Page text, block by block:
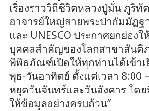
เรื่องราววิถีชีวิตหลวงปู่มั่น ภูริทัต
อาจารย์ใหญ่สายพระป่ากัมมัฏฐ
และ UNESCO ประกาศยกย่องใ
บุคคลสำคัญของโลกสาขาสันติ
พิพิธภัณฑ์เปิดให้ทุกท่านได้เข้า
พุธ-วันอาทิตย์ ตั้งแต่เวลา 8:00
หยุดวันจันทร์และวันอังคาร โด
ให้ข้อมูลอย่างครบถ้วน”